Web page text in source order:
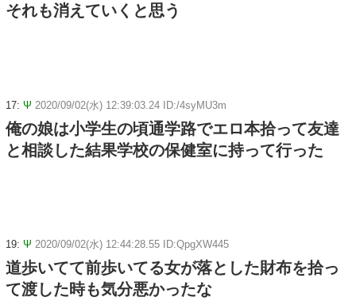
それも消えていくと思う
17: Ψ 2020/09/02(水) 12:39:03.24 ID:/4syMU3m
俺の娘は小学生の頃通学路でエロ本拾って友達
と相談した結果学校の保健室に持って行った
19: Ψ 2020/09/02(水) 12:44:28.55 ID:QpgXW445
道歩いてて前歩いてる女が落とした財布を拾っ
て渡した時も気分悪かったな